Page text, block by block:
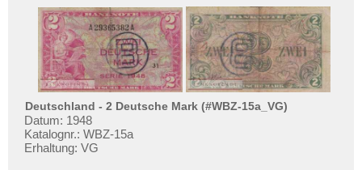
Deutschland - 2 Deutsche Mark (#WBZ-15a_VG)
Datum: 1948
Katalognr.: WBZ-15a
Erhaltung: VG